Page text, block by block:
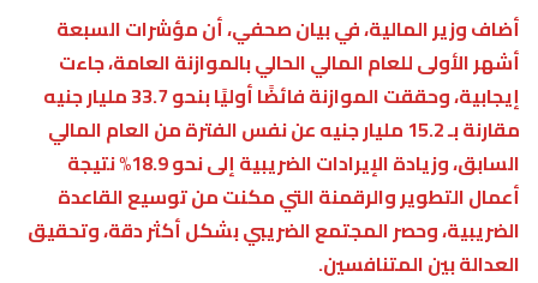
أضاف وزير المالية، في بيان صحفي، أن مؤشرات السبعة
أشهر الأولى للعام المالي الحالي بالموازنة العامة، جاءت
إيجابية، وحققت الموازنة فائضًا أوليًا بنحو 33.7 مليار جنيه
مقارنة بـ 15.2 مليار جنيه عن نفس الفترة من العام المالي
السابق، وزيادة الإيرادات الضريبية إلى نحو 18.9% نتيجة
أعمال التطوير والرقمنة التي مكنت من توسيع القاعدة
الضريبية، وحصر المجتمع الضريبي بشكل أكثر دقة، وتحقيق
العدالة بين المتنافسين.